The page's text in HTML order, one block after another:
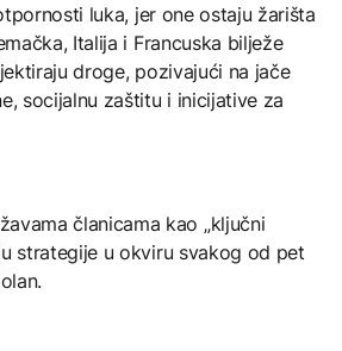
luka, jer one ostaju žarišta
Italija i Francuska bilježe
droge, pozivajući na jače
socijalnu zaštitu i inicijative za
članicama kao „ključni
strategije u okviru svakog od pet